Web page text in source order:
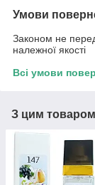
Умови
Законом не
належної якості
Всі умови
З цим